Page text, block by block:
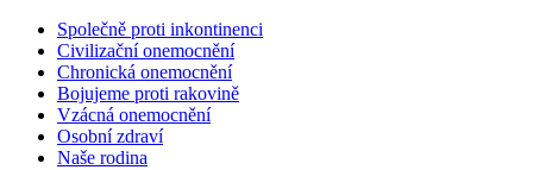
Společně proti inkontinenci
Civilizační onemocnění
Chronická onemocnění
Bojujeme proti rakovině
Vzácná onemocnění
Osobní zdraví
Naše rodina